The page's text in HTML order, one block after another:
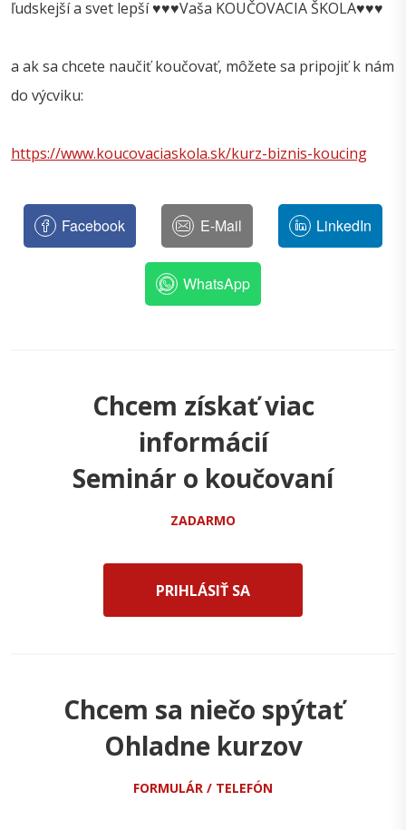
ľudskejší a svet lepší ♥♥♥Vaša KOUČOVACIA ŠKOLA♥♥♥
a ak sa chcete naučiť koučovať, môžete sa pripojiť k nám
do výcviku:
https://www.koucovaciaskola.sk/kurz-biznis-koucing
Facebook E-Mail LinkedIn
WhatsApp
Chcem získať viac
informácií
Seminár o koučovaní
ZADARMO
PRIHLÁSIŤ SA
Chcem sa niečo spýtať
Ohladne kurzov
FORMULÁR / TELEFÓN